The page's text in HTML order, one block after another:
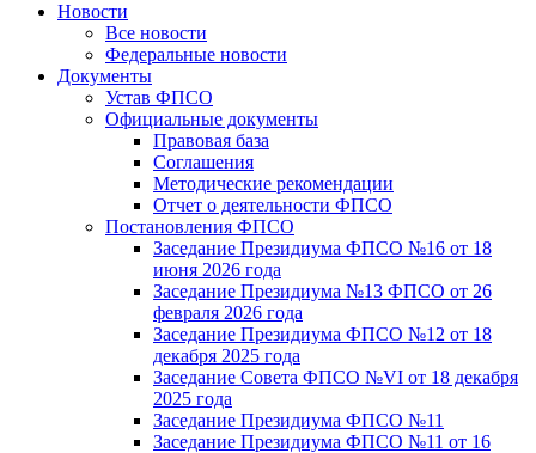
Новости
Все новости
Федеральные новости
Документы
Устав ФПСО
Официальные документы
Правовая база
Соглашения
Методические рекомендации
Отчет о деятельности ФПСО
Постановления ФПСО
Заседание Президиума ФПСО №16 от 18
июня 2026 года
Заседание Президиума №13 ФПСО от 26
февраля 2026 года
Заседание Президиума ФПСО №12 от 18
декабря 2025 года
Заседание Совета ФПСО №VI от 18 декабря
2025 года
Заседание Президиума ФПСО №11
Заседание Президиума ФПСО №11 от 16